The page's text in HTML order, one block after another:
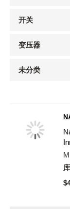
开关
变压器
未分类